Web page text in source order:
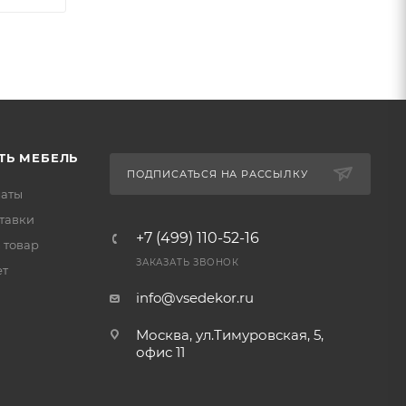
МЕБЕЛЬ
товар
ПОДПИСАТЬСЯ НА РАССЫЛКУ
+7 (499) 110-52-16
ЗАКАЗАТЬ ЗВОНОК
info@vsedekor.ru
Москва, ул.Тимуровская, 5,
офис 11